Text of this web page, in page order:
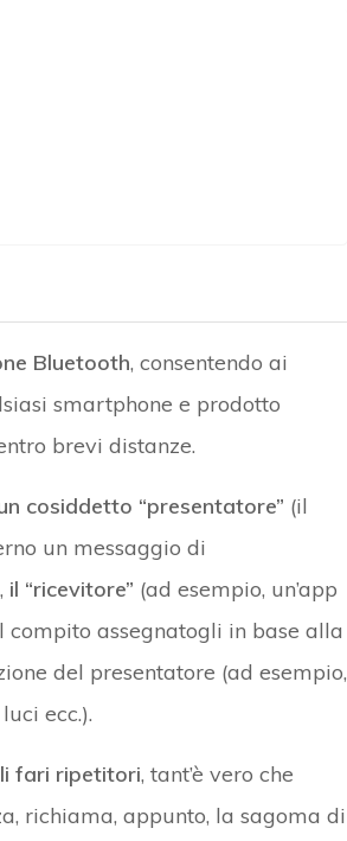
Bluetooth, consentendo ai
smartphone e prodotto
brevi distanze.
cosiddetto “presentatore” (il
un messaggio di
il “ricevitore” (ad esempio, un’app
assegnatogli in base alla
del presentatore (ad esempio,
ecc.).
fari ripetitori, tant’è vero che
richiama, appunto, la sagoma di